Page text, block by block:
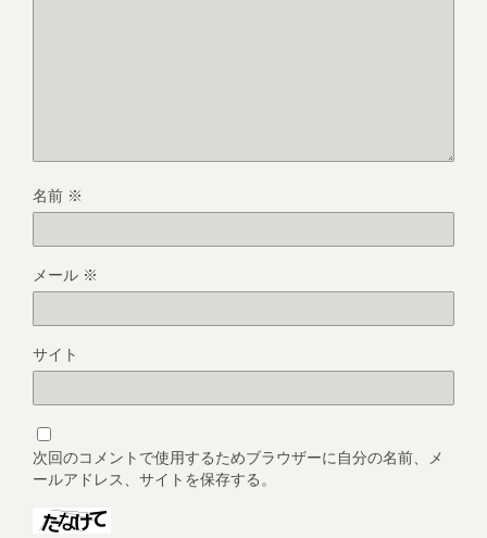
名前 ※
メール ※
サイト
次回のコメントで使用するためブラウザーに自分の名前、メ
ールアドレス、サイトを保存する。